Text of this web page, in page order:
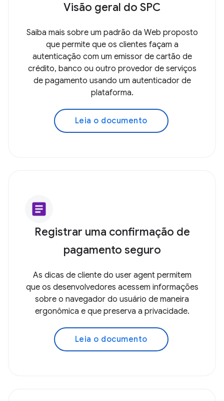
Visão geral do SPC
Saiba mais sobre um padrão da Web proposto
que permite que os clientes façam a
autenticação com um emissor de cartão de
crédito, banco ou outro provedor de serviços
de pagamento usando um autenticador de
plataforma.
Leia o documento
article
Registrar uma confirmação de
pagamento seguro
As dicas de cliente do user agent permitem
que os desenvolvedores acessem informações
sobre o navegador do usuário de maneira
ergonômica e que preserva a privacidade.
Leia o documento